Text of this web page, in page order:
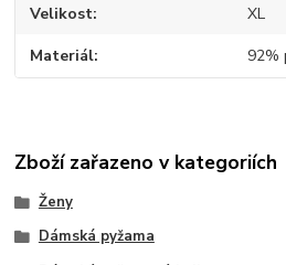
Velikost XL
Materiál 92%
Zboží zařazeno v kategoriích
Ženy
Dámská pyžama